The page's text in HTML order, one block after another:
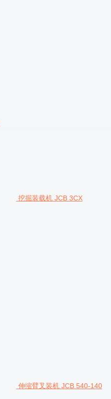
挖掘装载机 JCB 3CX
伸缩臂叉装机 JCB 540-140